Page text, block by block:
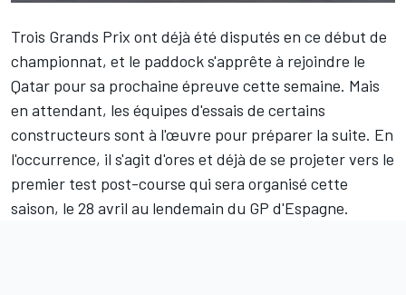
Trois Grands Prix ont déjà été disputés en ce début de
championnat, et le paddock s'apprête à rejoindre le
Qatar pour sa prochaine épreuve cette semaine. Mais
en attendant, les équipes d'essais de certains
constructeurs sont à l'œuvre pour préparer la suite. En
l'occurrence, il s'agit d'ores et déjà de se projeter vers le
premier test post-course qui sera organisé cette
saison, le 28 avril au lendemain du GP d'Espagne.